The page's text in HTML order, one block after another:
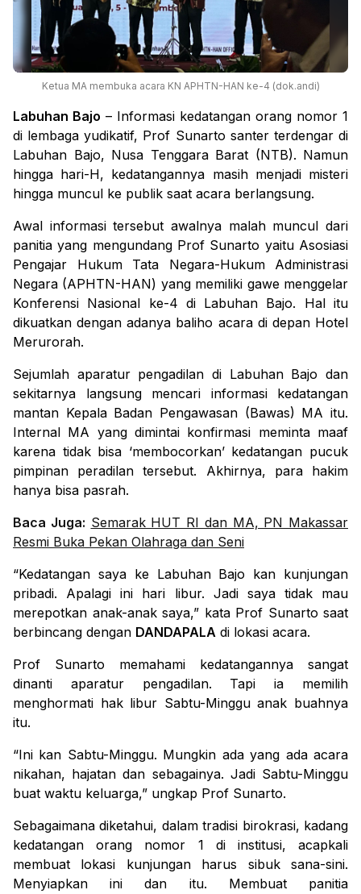
Ketua MA membuka acara KN APHTN-HAN ke-4 (dok.andi)
Labuhan Bajo – Informasi kedatangan orang nomor 1
di lembaga yudikatif, Prof Sunarto santer terdengar di
Labuhan Bajo, Nusa Tenggara Barat (NTB). Namun
hingga hari-H, kedatangannya masih menjadi misteri
hingga muncul ke publik saat acara berlangsung.
Awal informasi tersebut awalnya malah muncul dari
panitia yang mengundang Prof Sunarto yaitu Asosiasi
Pengajar Hukum Tata Negara-Hukum Administrasi
Negara (APHTN-HAN) yang memiliki gawe menggelar
Konferensi Nasional ke-4 di Labuhan Bajo. Hal itu
dikuatkan dengan adanya baliho acara di depan Hotel
Merurorah.
Sejumlah aparatur pengadilan di Labuhan Bajo dan
sekitarnya langsung mencari informasi kedatangan
mantan Kepala Badan Pengawasan (Bawas) MA itu.
Internal MA yang dimintai konfirmasi meminta maaf
karena tidak bisa ‘membocorkan’ kedatangan pucuk
pimpinan peradilan tersebut. Akhirnya, para hakim
hanya bisa pasrah.
Baca Juga: Semarak HUT RI dan MA, PN Makassar
Resmi Buka Pekan Olahraga dan Seni
“Kedatangan saya ke Labuhan Bajo kan kunjungan
pribadi. Apalagi ini hari libur. Jadi saya tidak mau
merepotkan anak-anak saya,” kata Prof Sunarto saat
berbincang dengan DANDAPALA di lokasi acara.
Prof Sunarto memahami kedatangannya sangat
dinanti aparatur pengadilan. Tapi ia memilih
menghormati hak libur Sabtu-Minggu anak buahnya
itu.
“Ini kan Sabtu-Minggu. Mungkin ada yang ada acara
nikahan, hajatan dan sebagainya. Jadi Sabtu-Minggu
buat waktu keluarga,” ungkap Prof Sunarto.
Sebagaimana diketahui, dalam tradisi birokrasi, kadang
kedatangan orang nomor 1 di institusi, acapkali
membuat lokasi kunjungan harus sibuk sana-sini.
Menyiapkan ini dan itu. Membuat panitia